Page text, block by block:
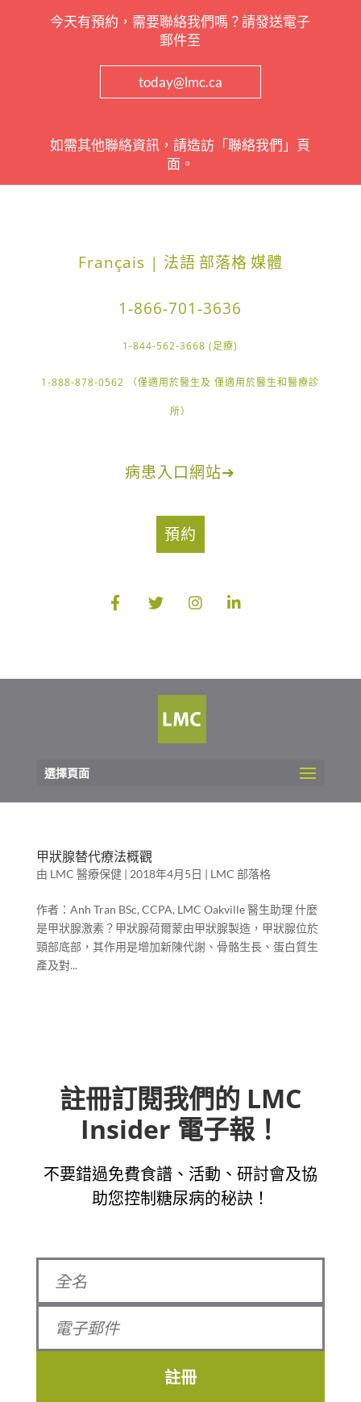
今天有預約，需要聯絡我們嗎？請發送電子
郵件至
today@lmc.ca
如需其他聯絡資訊，請造訪「聯絡我們」頁
面。
Français | 法語 部落格媒體
1-866-701-3636
1-844-562-3668 (足療)
1-888-878-0562 （僅適用於醫生及 僅適用於醫生和醫療診
所）
病患入口網站➔
預約
選擇頁面
甲狀腺替代療法概觀
由 LMC 醫療保健| 2018年4月5日 | LMC 部落格
作者：Anh Tran BSc, CCPA, LMC Oakville 醫生助理 什麼
是甲狀腺激素？甲狀腺荷爾蒙由甲狀腺製造，甲狀腺位於
頸部底部，其作用是增加新陳代謝、骨骼生長、蛋白質生
產及對...
註冊訂閱我們的 LMC
Insider 電子報！
不要錯過免費食譜、活動、研討會及協
助您控制糖尿病的秘訣！
註冊